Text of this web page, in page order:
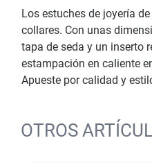
Los estuches de joyería
collares. Con unas
tapa de seda y un inserto
estampación en caliente
Apueste por calidad y
OTROS